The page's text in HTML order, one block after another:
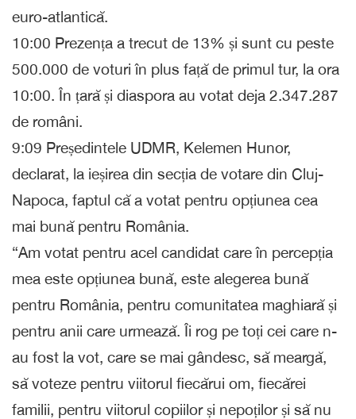
euro-atlantică.
10:00 Prezența a trecut de 13% și sunt cu peste
500.000 de voturi în plus față de primul tur, la ora
10:00. În țară și diaspora au votat deja 2.347.287
de români.
9:09 Președintele UDMR, Kelemen Hunor,
declarat, la ieșirea din secția de votare din Cluj-
Napoca, faptul că a votat pentru opțiunea cea
mai bună pentru România.
“Am votat pentru acel candidat care în percepția
mea este opțiunea bună, este alegerea bună
pentru România, pentru comunitatea maghiară și
pentru anii care urmează. Îi rog pe toți cei care n-
au fost la vot, care se mai gândesc, să meargă,
să voteze pentru viitorul fiecărui om, fiecărei
familii, pentru viitorul copiilor și nepoților și să nu